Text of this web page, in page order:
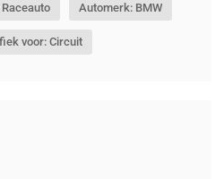
Automerk: BMW
voor: Circuit